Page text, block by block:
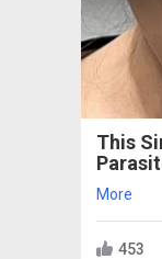
This
More
453